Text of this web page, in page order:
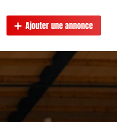
Ajouter une annonce